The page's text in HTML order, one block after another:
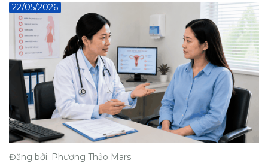
22/05/2026
Đăng bởi: Phương Thảo Mars